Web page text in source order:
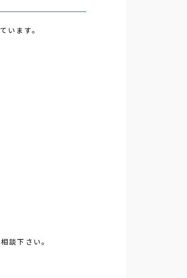
MD販売部
います。
談下さい。